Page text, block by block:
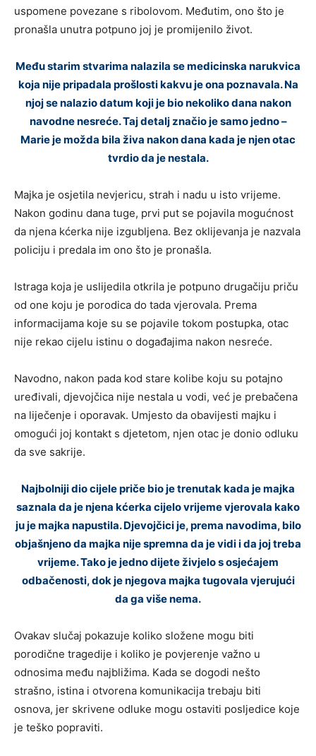
uspomene povezane s ribolovom. Međutim, ono što je
pronašla unutra potpuno joj je promijenilo život.
Među starim stvarima nalazila se medicinska narukvica
koja nije pripadala prošlosti kakvu je ona poznavala. Na
njoj se nalazio datum koji je bio nekoliko dana nakon
navodne nesreće. Taj detalj značio je samo jedno –
Marie je možda bila živa nakon dana kada je njen otac
tvrdio da je nestala.
Majka je osjetila nevjericu, strah i nadu u isto vrijeme.
Nakon godinu dana tuge, prvi put se pojavila mogućnost
da njena kćerka nije izgubljena. Bez oklijevanja je nazvala
policiju i predala im ono što je pronašla.
Istraga koja je uslijedila otkrila je potpuno drugačiju priču
od one koju je porodica do tada vjerovala. Prema
informacijama koje su se pojavile tokom postupka, otac
nije rekao cijelu istinu o događajima nakon nesreće.
Navodno, nakon pada kod stare kolibe koju su potajno
uređivali, djevojčica nije nestala u vodi, već je prebačena
na liječenje i oporavak. Umjesto da obavijesti majku i
omogući joj kontakt s djetetom, njen otac je donio odluku
da sve sakrije.
Najbolniji dio cijele priče bio je trenutak kada je majka
saznala da je njena kćerka cijelo vrijeme vjerovala kako
ju je majka napustila. Djevojčici je, prema navodima, bilo
objašnjeno da majka nije spremna da je vidi i da joj treba
vrijeme. Tako je jedno dijete živjelo s osjećajem
odbačenosti, dok je njegova majka tugovala vjerujući
da ga više nema.
Ovakav slučaj pokazuje koliko složene mogu biti
porodične tragedije i koliko je povjerenje važno u
odnosima među najbližima. Kada se dogodi nešto
strašno, istina i otvorena komunikacija trebaju biti
osnova, jer skrivene odluke mogu ostaviti posljedice koje
je teško popraviti.